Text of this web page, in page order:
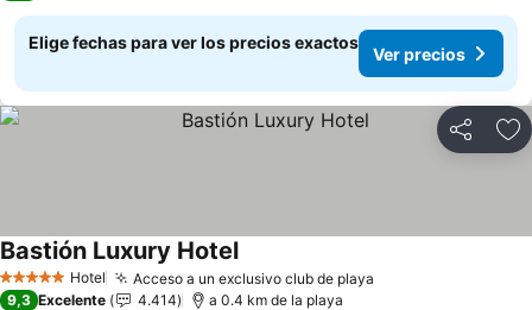
Elige fechas para ver los precios exactos
Ver precios
Compartir
5 Estrellas Hotel Acceso a un exclusivo club de playa
Bastión Luxury HotelVer precios
9,3 Excelente 4.414 a 0.4 km de la playa